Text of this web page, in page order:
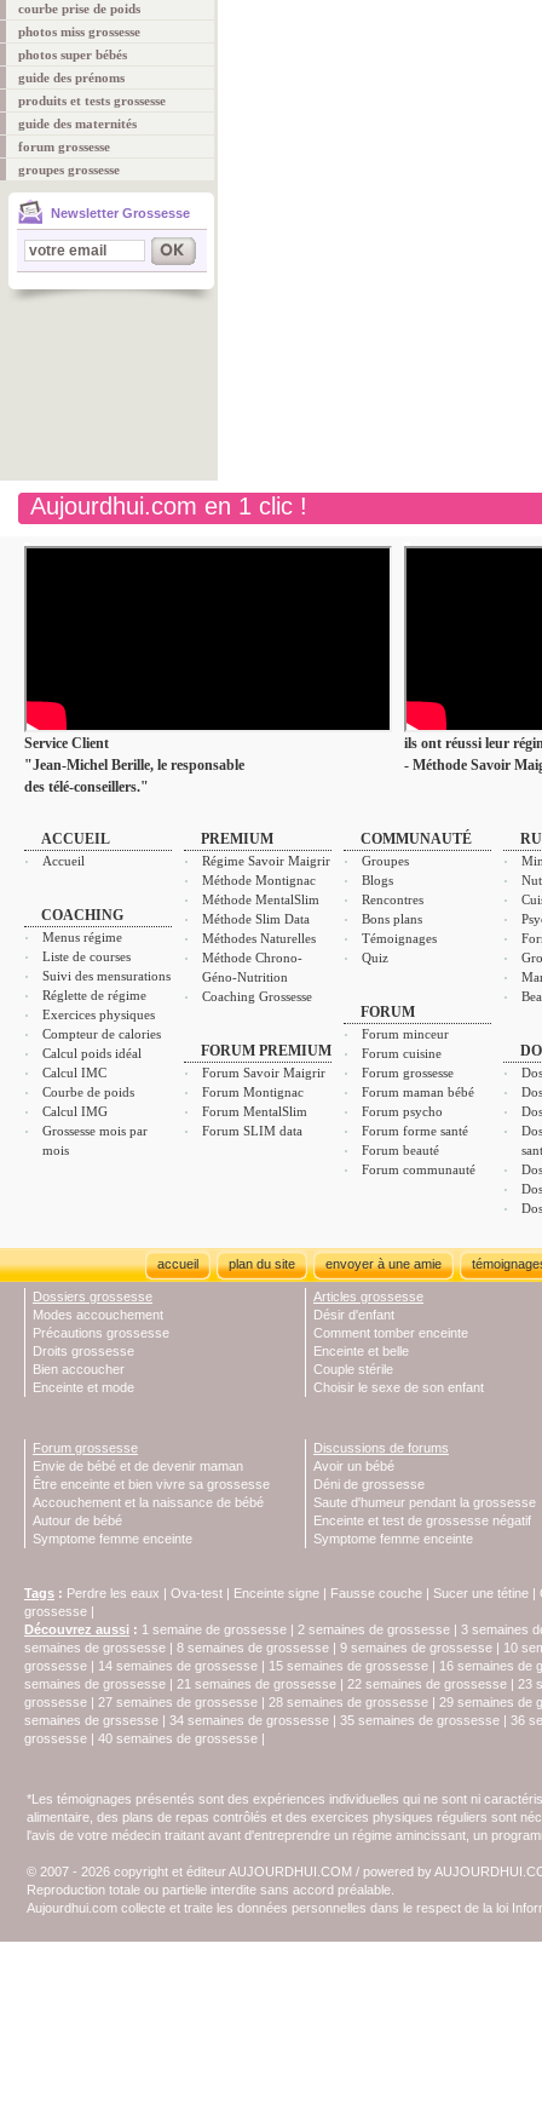
courbe prise de poids
photos miss grossesse
photos super bébés
guide des prénoms
produits et tests grossesse
guide des maternités
forum grossesse
groupes grossesse
Newsletter Grossesse
Aujourdhui.com en 1 clic !
Service Client
"Jean-Michel Berille, le responsable
des télé-conseillers."
ils ont réussi leur
- Méthode Savoir
ACCUEIL
Accueil
COACHING
Menus régime
Liste de courses
Suivi des mensurations
Réglette de régime
Exercices physiques
Compteur de calories
Calcul poids idéal
Calcul IMC
Courbe de poids
Calcul IMG
Grossesse mois par
mois
PREMIUM
Régime Savoir Maigrir
Méthode Montignac
Méthode MentalSlim
Méthode Slim Data
Méthodes Naturelles
Méthode Chrono-
Géno-Nutrition
Coaching Grossesse
FORUM PREMIUM
Forum Savoir Maigrir
Forum Montignac
Forum MentalSlim
Forum SLIM data
COMMUNAUTÉ
Groupes
Blogs
Rencontres
Bons plans
Témoignages
Quiz
FORUM
Forum minceur
Forum cuisine
Forum grossesse
Forum maman bébé
Forum psycho
Forum forme santé
Forum beauté
Forum communauté
accueil plan du site envoyer à une amie
Dossiers grossesse
Modes accouchement
Précautions grossesse
Droits grossesse
Bien accoucher
Enceinte et mode
Articles grossesse
Désir d'enfant
Comment tomber enceinte
Enceinte et belle
Couple stérile
Choisir le sexe de son enfant
Forum grossesse
Envie de bébé et de devenir maman
Être enceinte et bien vivre sa grossesse
Accouchement et la naissance de bébé
Autour de bébé
Symptome femme enceinte
Discussions de forums
Avoir un bébé
Déni de grossesse
Saute d'humeur pendant la grossesse
Enceinte et test de grossesse négatif
Symptome femme enceinte
Tags : Perdre les eaux | Ova-test | Enceinte signe | Fausse couche | Sucer une tétine |
grossesse |
Découvrez aussi : 1 semaine de grossesse | 2 semaines de grossesse | 3 semaines
semaines de grossesse | 8 semaines de grossesse | 9 semaines de grossesse | 10
grossesse | 14 semaines de grossesse | 15 semaines de grossesse | 16 semaines de
semaines de grossesse | 21 semaines de grossesse | 22 semaines de grossesse | 23
grossesse | 27 semaines de grossesse | 28 semaines de grossesse | 29 semaines de
semaines de grssesse | 34 semaines de grossesse | 35 semaines de grossesse | 36
grossesse | 40 semaines de grossesse |
*Les témoignages présentés sont des expériences individuelles qui ne sont ni
alimentaire, des plans de repas contrôlés et des exercices physiques réguliers sont
l'avis de votre médecin traitant avant d'entreprendre un régime amincissant, un
© 2007 - 2026 copyright et éditeur AUJOURDHUI.COM / powered by
Reproduction totale ou partielle interdite sans accord préalable.
Aujourdhui.com collecte et traite les données personnelles dans le respect de la loi